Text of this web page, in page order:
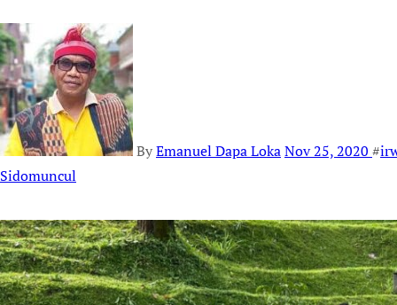
ByEmanuel Dapa LokaNov 25, 2020 #
Sidomuncul